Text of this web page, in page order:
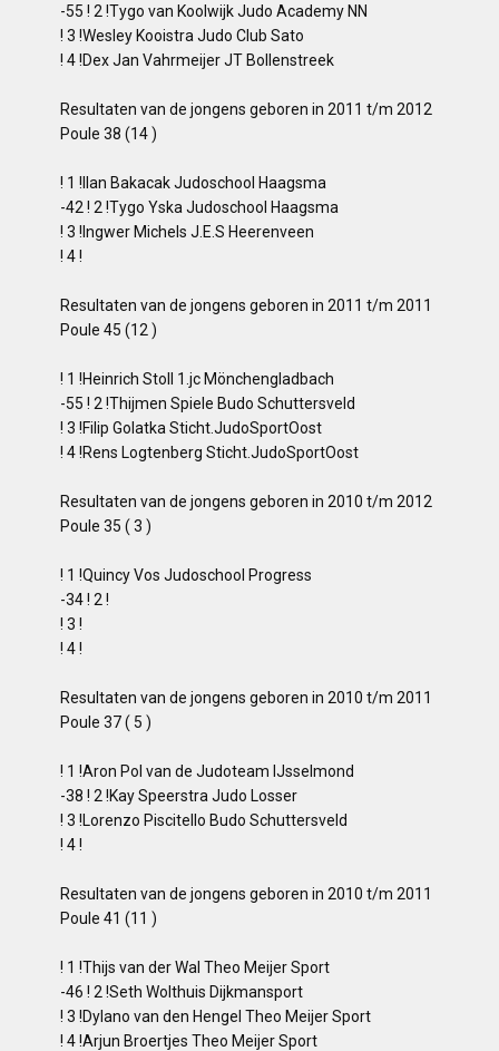
-55 ! 2 !Tygo van Koolwijk Judo Academy NN
! 3 !Wesley Kooistra Judo Club Sato
! 4 !Dex Jan Vahrmeijer JT Bollenstreek
Resultaten van de jongens geboren in 2011 t/m 2012
Poule 38 (14 )
! 1 !Ilan Bakacak Judoschool Haagsma
-42 ! 2 !Tygo Yska Judoschool Haagsma
! 3 !Ingwer Michels J.E.S Heerenveen
! 4 !
Resultaten van de jongens geboren in 2011 t/m 2011
Poule 45 (12 )
! 1 !Heinrich Stoll 1.jc Mönchengladbach
-55 ! 2 !Thijmen Spiele Budo Schuttersveld
! 3 !Filip Golatka Sticht.JudoSportOost
! 4 !Rens Logtenberg Sticht.JudoSportOost
Resultaten van de jongens geboren in 2010 t/m 2012
Poule 35 ( 3 )
! 1 !Quincy Vos Judoschool Progress
-34 ! 2 !
! 3 !
! 4 !
Resultaten van de jongens geboren in 2010 t/m 2011
Poule 37 ( 5 )
! 1 !Aron Pol van de Judoteam IJsselmond
-38 ! 2 !Kay Speerstra Judo Losser
! 3 !Lorenzo Piscitello Budo Schuttersveld
! 4 !
Resultaten van de jongens geboren in 2010 t/m 2011
Poule 41 (11 )
! 1 !Thijs van der Wal Theo Meijer Sport
-46 ! 2 !Seth Wolthuis Dijkmansport
! 3 !Dylano van den Hengel Theo Meijer Sport
! 4 !Arjun Broertjes Theo Meijer Sport